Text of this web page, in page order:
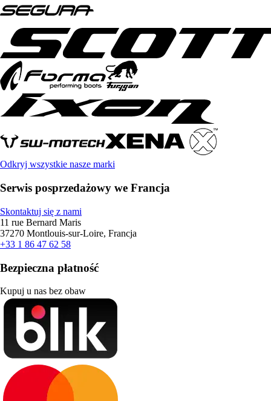
Odkryj wszystkie nasze marki
Serwis posprzedażowy we Francja
Skontaktuj się z nami
11 rue Bernard Maris
37270 Montlouis-sur-Loire, Francja
+33 1 86 47 62 58
Bezpieczna płatność
Kupuj u nas bez obaw